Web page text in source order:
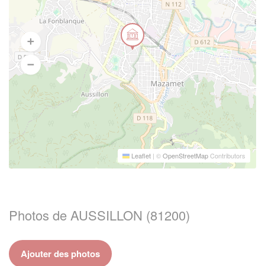
Leaflet | ©OpenStreetMapContributors
Photos de AUSSILLON (81200)
Ajouter des photos